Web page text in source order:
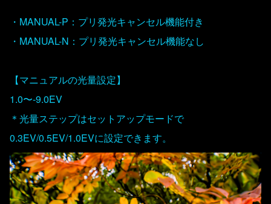
・MANUAL-P：プリ発光キャンセル機能付き
・MANUAL-N：プリ発光キャンセル機能なし
【マニュアルの光量設定】
1.0〜-9.0EV
＊光量ステップはセットアップモードで
0.3EV/0.5EV/1.0EVに設定できます。